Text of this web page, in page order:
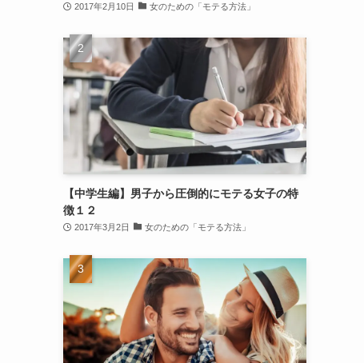
2017年2月10日 女のための「モテる方法」
【中学生編】男子から圧倒的にモテる女子の特
徴１２
2017年3月2日 女のための「モテる方法」